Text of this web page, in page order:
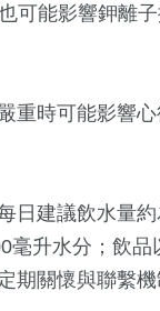
可能影響鉀離子
重時可能影響
日建議飲水量
毫升水分；飲品
期關懷與聯繫